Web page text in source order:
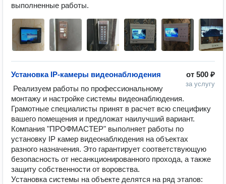
выполненные работы.
от 500 ₽
за услугу
Установка IP-камеры видеонаблюдения
монтажу и настройке системы видеонаблюдения.
Грамотные специалисты принят в расчет всю специфику
вашего помещения и предложат наилучший вариант.
Компания "ПРОФМАСТЕР" выполняет работы по
установку IP камер видеонаблюдения на объектах
разного назначения. Это гарантирует соответствующую
безопасность от несанкционированного прохода, а также
защиту собственности от воровства.
Установка системы на объекте делятся на ряд этапов: